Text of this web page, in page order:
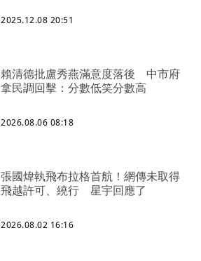
2025.12.08 20:51
賴清德批盧秀燕滿意度落後 中市府
拿民調回擊：分數低笑分數高
2026.08.06 08:18
張國煒執飛布拉格首航！網傳未取得
飛越許可、繞行 星宇回應了
2026.08.02 16:16